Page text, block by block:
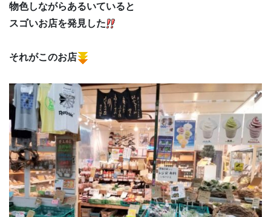
物色しながらあるいていると
スゴいお店を発見した
それがこのお店